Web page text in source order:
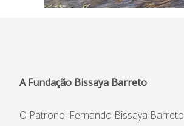
A Fundação Bissaya Barreto
O Patrono: Fernando Bissaya Barreto